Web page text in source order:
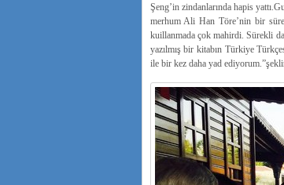
Şeng’in zindanlarında hapis
merhum Ali Han Töre’nin bir süre
kuillanmada çok mahirdi. Sürekli
yazılmış bir kitabın Türkiye
ile bir kez daha yad